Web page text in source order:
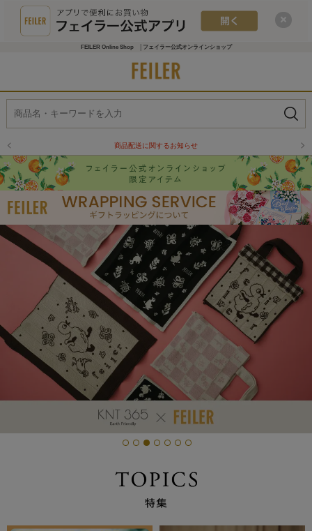
FEILER Online Shop │フェイラー公式オンラインショップ
物流倉庫の休業に伴う配送のお知らせ